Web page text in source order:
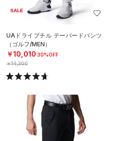
SALE
UAドライブチル テーパードパンツ
（ゴルフ/MEN）
￥10,010 30%OFF
￥14,300